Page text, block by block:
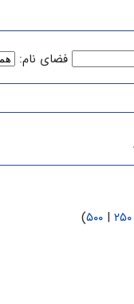
فضای نام:
۲۵۰ | ۵۰۰)